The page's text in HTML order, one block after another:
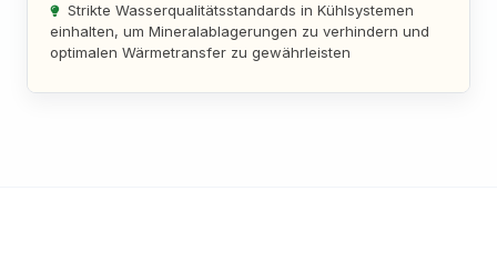
Strikte Wasserqualitätsstandards in Kühlsystemen
einhalten, um Mineralablagerungen zu verhindern und
optimalen Wärmetransfer zu gewährleisten